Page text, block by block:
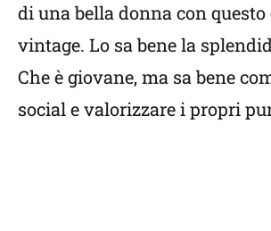
di una bella donna con questo
vintage. Lo sa bene la
Che è giovane, ma sa bene
social e valorizzare i propri